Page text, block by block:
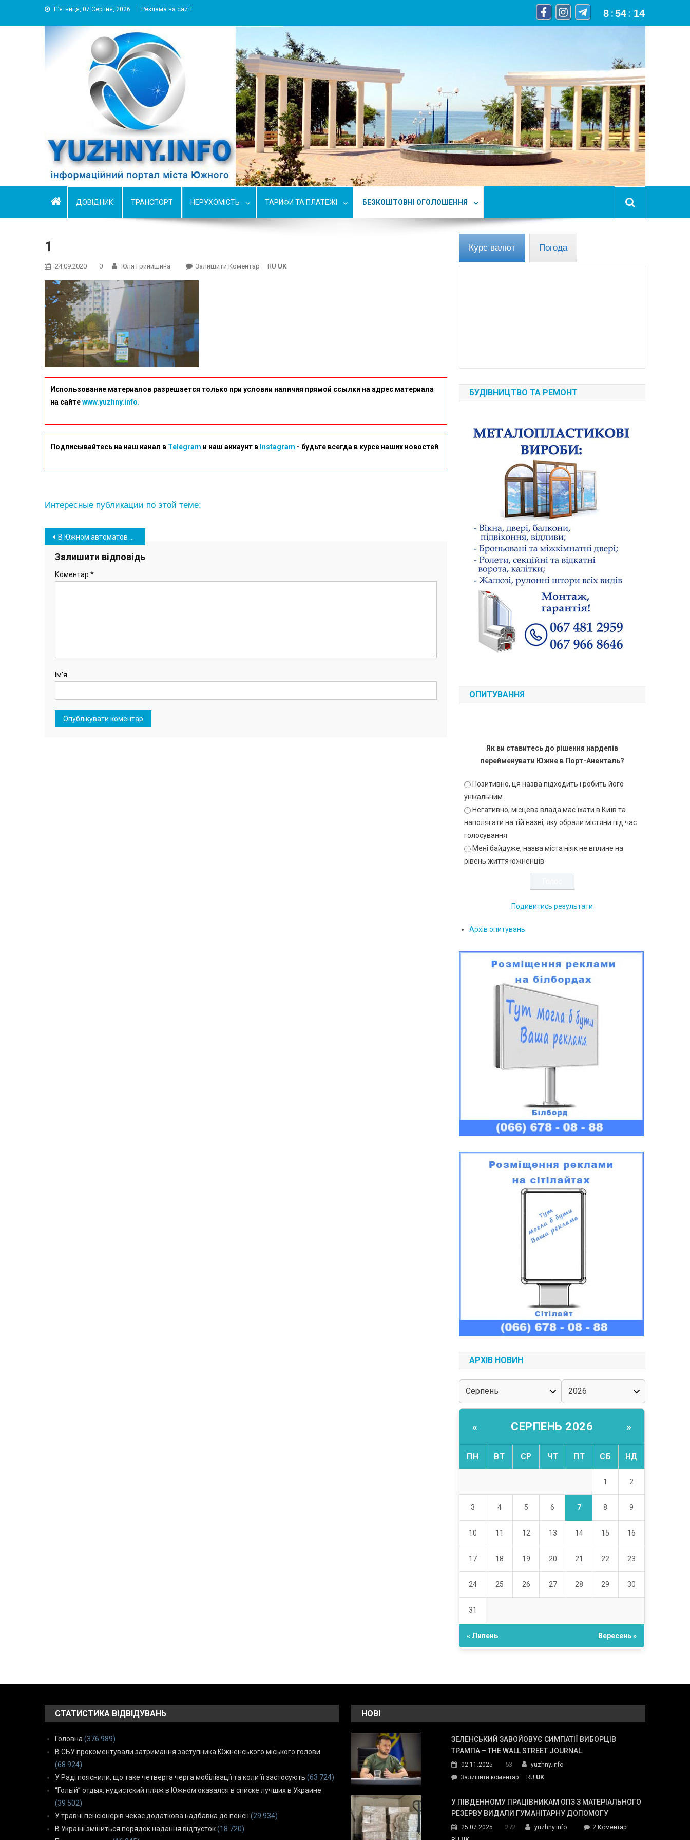
П’ятниця, 07 Серпня, 2026 Реклама на сайті 8 :54 : 15
YUZHNY.INFO
информационный портал города Южный
ДОВІДНИК ТРАНСПОРТ НЕРУХОМІСТЬ ТАРИФИ ТА ПЛАТЕЖІ БЕЗКОШТОВНІ ОГОЛОШЕННЯ
1
24.09.2020 0 Юля Гринишина Залишити Коментар RU UK
Использование материалов разрешается только при условии наличия прямой ссылки на адрес материала
на сайтеwww.yuzhny.info.
Подписывайтесь на наш канал в Telegram и наш аккаунт в Instagram - будьте всегда в курсе наших новостей
Интересные публикации по этой теме:
Навігація
записів
В Южном автоматов по продаже питьевой воды станет больше
Залишити відповідь
Коментар *
Ім'я
Курс валют Погода
БУДІВНИЦТВО ТА РЕМОНТ
ОПИТУВАННЯ
Як ви ставитесь до рішення нардепів
перейменувати Южне в Порт-Аненталь?
Позитивно, ця назва підходить і робить його
унікальним
Негативно, місцева влада має їхати в Київ та
наполягати на тій назві, яку обрали містяни під час
голосування
Мені байдуже, назва міста ніяк не вплине на
рівень життя южненців
Подивитись результати
Архів опитувань
АРХІВ НОВИН
« СЕРПЕНЬ 2026 »
ПН ВТ СР ЧТ ПТ СБ НД
1 2
3 4 5 6 7 8 9
10 11 12 13 14 15 16
17 18 19 20 21 22 23
24 25 26 27 28 29 30
31
« Липень Вересень »
СТАТИСТИКА ВІДВІДУВАНЬ
Головна (376 989)
В СБУ прокоментували затримання заступника Южненського міського голови
(68 924)
У Раді пояснили, що таке четверта черга мобілізації та коли її застосують (63 724)
“Голый” отдых: нудистский пляж в Южном оказался в списке лучших в Украине
(39 502)
У травні пенсіонерів чекає додаткова надбавка до пенсії (29 934)
В Україні зміниться порядок надання відпусток (18 720)
НОВІ
ЗЕЛЕНСЬКИЙ ЗАВОЙОВУЄ СИМПАТІЇ ВИБОРЦІВ
ТРАМПА – THE WALL STREET JOURNAL.
02.11.2025 53
yuzhny.info
Залишити коментарon
завойовує
симпатії
Трампа
RU UK
У ПІВДЕННОМУ ПРАЦІВНИКАМ ОПЗ З МАТЕРІАЛЬНОГО
РЕЗЕРВУ ВИДАЛИ ГУМАНІТАРНУ ДОПОМОГУ
25.07.2025 272 yuzhny.info 2 Коментарідо